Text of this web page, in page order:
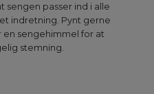
sengen passer ind i alle
indretning. Pynt gerne
sengehimmel for at
stemning.